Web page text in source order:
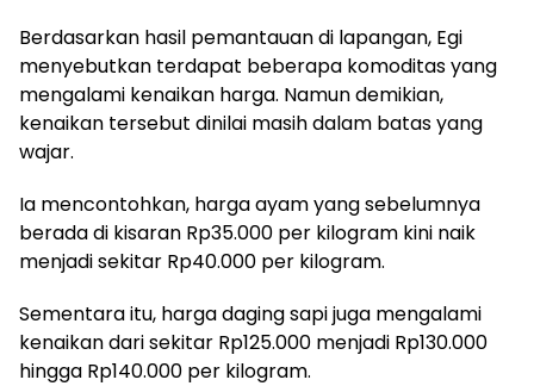
Berdasarkan hasil pemantauan di lapangan, Egi
menyebutkan terdapat beberapa komoditas yang
mengalami kenaikan harga. Namun demikian,
kenaikan tersebut dinilai masih dalam batas yang
wajar.
Ia mencontohkan, harga ayam yang sebelumnya
berada di kisaran Rp35.000 per kilogram kini naik
menjadi sekitar Rp40.000 per kilogram.
Sementara itu, harga daging sapi juga mengalami
kenaikan dari sekitar Rp125.000 menjadi Rp130.000
hingga Rp140.000 per kilogram.